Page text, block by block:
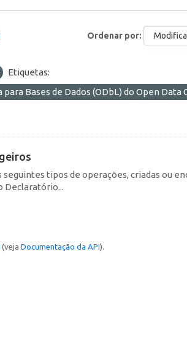
Ordenar por
Etiquetas:
para Bases de Dados (ODbL) do Open Data
tipos de operações, criadas ou
Declaratório...
(veja Documentação da API).